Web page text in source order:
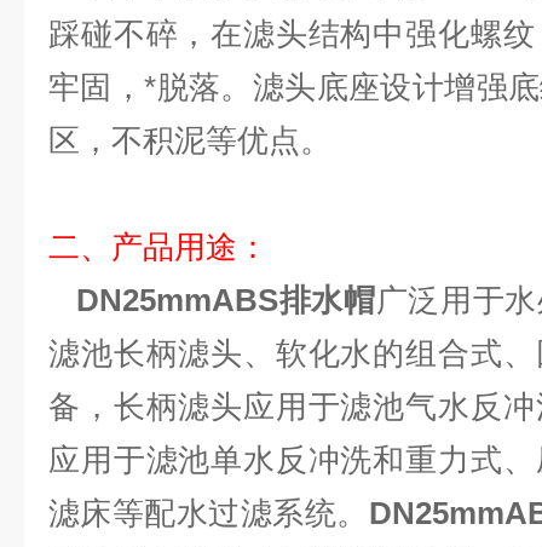
踩碰不碎，在滤头结构中强化螺
牢固，*脱落。滤头底座设计增强
区，不积泥等优点。
二、产品用途：
DN25mmABS排水帽广泛用于
滤池长柄滤头、软化水的组合式
备，长柄滤头应用于滤池气水反
应用于滤池单水反冲洗和重力式
滤床等配水过滤系统。